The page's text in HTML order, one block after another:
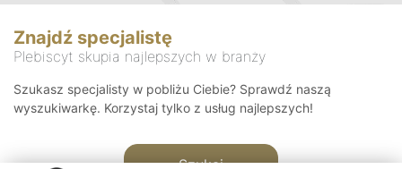
Znajdź specjalistę
Plebiscyt skupia najlepszych w branży
Szukasz specjalisty w pobliżu Ciebie? Sprawdź naszą
wyszukiwarkę. Korzystaj tylko z usług najlepszych!
Szukaj